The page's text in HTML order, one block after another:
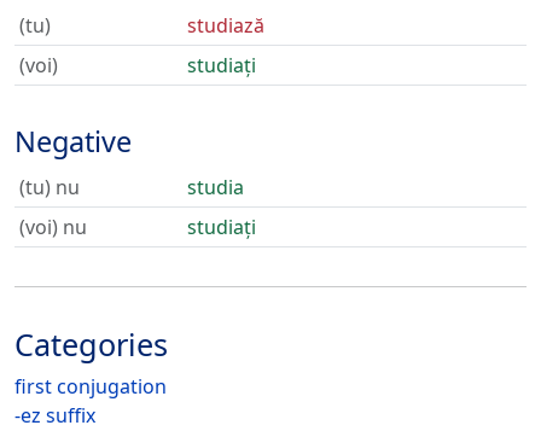
(tu)
studiază
(voi)
studiați
Negative
(tu) nu
studia
(voi) nu
studiați
Categories
first conjugation
-ez suffix